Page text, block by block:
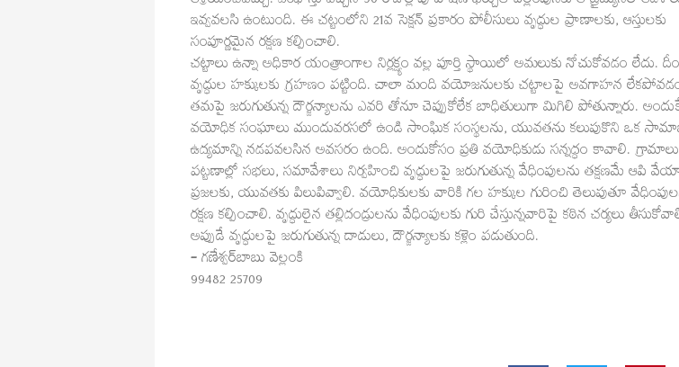
ఇవ్వవలసి ఉంటుంది. ఈ చట్టంలోని 21వ సెక్షన్‌ ప్రకారం పోలీసులు వృద్ధుల ప్రాణాలకు, ఆస్తులకు
సంపూర్ణమైన రక్షణ కల్పించాలి.
చట్టాలు ఉన్నా అధికార యంత్రాంగాల నిర్లక్ష్యం వల్ల పూర్తి స్థాయిలో అమలుకు నోచుకోవడం లేదు.
వృద్ధుల హక్కులకు గ్రహణం పట్టింది. చాలా మంది వయోజనులకు చట్టాలపై అవగాహన
తమపై జరుగుతున్న దౌర్జన్యాలను ఎవరి తోనూ చెప్పుకోలేక బాధితులుగా మిగిలి పోతున్నారు.
వయోధిక సంఘాలు ముందువరసలో ఉండి సాంఘిక సంస్థలను, యువతను కలుపుకొని ఒక
ఉద్యమాన్ని నడపవలసిన అవసరం ఉంది. అందుకోసం ప్రతి వయోధికుడు సన్నద్ధం కావాలి.
పట్టణాల్లో సభలు, సమావేశాలు నిర్వహించి వృద్ధులపై జరుగుతున్న వేధింపులను తక్షణమే ఆపి
ప్రజలకు, యువతకు పిలుపివ్వాలి. వయోధికులకు వారికి గల హక్కుల గురించి తెలుపుతూ
రక్షణ కల్పించాలి. వృద్ధులైన తల్లిదండ్రులను వేధింపులకు గురి చేస్తున్నవారిపై కఠిన చర్యలు
అప్పుడే వృద్ధులపై జరుగుతున్న దాడులు, దౌర్జన్యాలకు కళ్లెం పడుతుంది.
– గణేశ్వర్‌బాబు వెల్లంకి
99482 25709